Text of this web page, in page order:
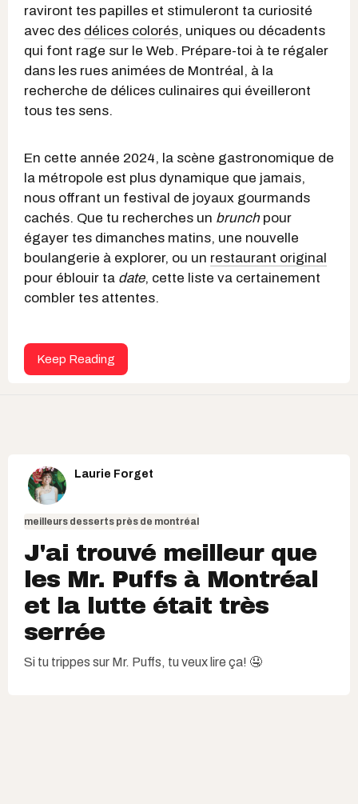
raviront tes papilles et stimuleront ta curiosité
avec des délices colorés, uniques ou décadents
qui font rage sur le Web. Prépare-toi à te régaler
dans les rues animées de Montréal, à la
recherche de délices culinaires qui éveilleront
tous tes sens.
En cette année 2024, la scène gastronomique de
la métropole est plus dynamique que jamais,
nous offrant un festival de joyaux gourmands
cachés. Que tu recherches un brunchpour
égayer tes dimanches matins, une nouvelle
boulangerie à explorer, ou un restaurant original
pour éblouir ta date, cette liste va certainement
combler tes attentes.
Keep Reading
Laurie Forget
meilleurs desserts près de montréal
J'ai trouvé meilleur que
les Mr. Puffs à Montréal
et la lutte était très
serrée
Si tu trippes sur Mr. Puffs, tu veux lire ça! 🤤